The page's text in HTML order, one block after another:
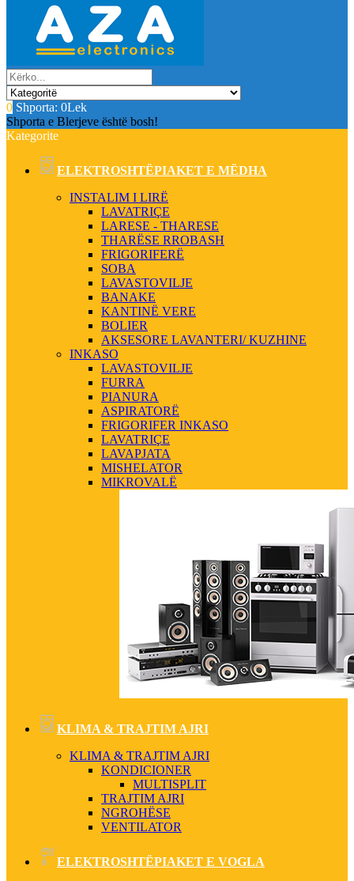
0 Shporta: 0Lek
Shporta e Blerjeve është bosh!
Kategorite
ELEKTROSHTËPIAKET E MËDHA
INSTALIM I LIRË
LAVATRIÇE
LARESE - THARESE
THARËSE RROBASH
FRIGORIFERË
SOBA
LAVASTOVILJE
BANAKE
KANTINË VERE
BOLIER
AKSESORE LAVANTERI/ KUZHINE
INKASO
LAVASTOVILJE
FURRA
PIANURA
ASPIRATORË
FRIGORIFER INKASO
LAVATRIÇE
LAVAPJATA
MISHELATOR
MIKROVALË
KLIMA & TRAJTIM AJRI
KLIMA & TRAJTIM AJRI
KONDICIONER
MULTISPLIT
TRAJTIM AJRI
NGROHËSE
VENTILATOR
ELEKTROSHTËPIAKET E VOGLA